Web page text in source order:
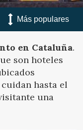
Mi reserva
Crear cuenta
en Cataluña.
son hoteles
hasta el
una